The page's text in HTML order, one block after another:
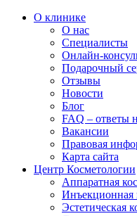
О клинике
О нас
Специалисты
Онлайн-
Подарочный
Отзывы
Новости
Блог
FAQ – ответы
Вакансии
Правовая
Карта сайта
Центр Косметологии
Аппаратная
Инъекционная
Эстетическая